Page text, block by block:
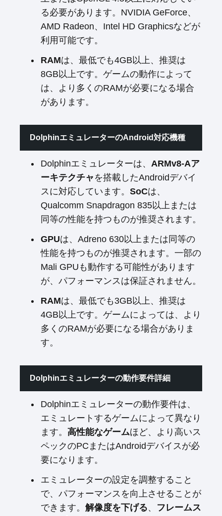
る必要があります。NVIDIA GeForce、
AMD Radeon、Intel HD Graphicsなどが
利用可能です。
RAMは、最低でも4GB以上、推奨は
8GB以上です。ゲームの動作によって
は、より多くのRAMが必要になる場合
があります。
DolphinエミュレーターのAndroid対応機種
Dolphinエミュレーターは、 ARMv8-Aア
ーキテクチャ を搭載したAndroidデバイ
スに対応しています。 SoCは、
Qualcomm Snapdragon 835以上または
同等の性能を持つものが推奨されます。
GPUは、Adreno 630以上または同等の
性能を持つものが推奨されます。一部の
Mali GPUも動作する可能性があります
が、パフォーマンスは保証されません。
RAMは、最低でも3GB以上、推奨は
4GB以上です。ゲームによっては、より
多くのRAMが必要になる場合がありま
す。
Dolphinエミュレーターの動作要件詳細
Dolphinエミュレーターの動作要件は、
エミュレートするゲームによって異なり
ます。 高性能なゲームほど、より高いス
ペックのPCまたはAndroidデバイスが必
要になります。
エミュレーターの設定を調整すること
で、パフォーマンスを向上させることが
できます。 解像度を下げる、 フレームス